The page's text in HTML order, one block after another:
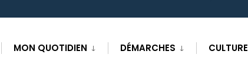
MON QUOTIDIEN DÉMARCHES